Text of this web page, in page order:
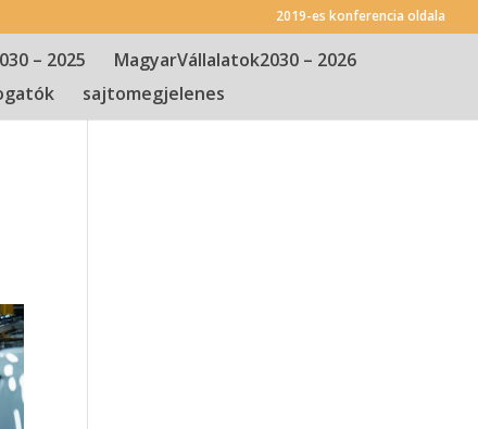
2019-es konferencia oldala
– 2025
MagyarVállalatok2030 – 2026
sajtomegjelenes